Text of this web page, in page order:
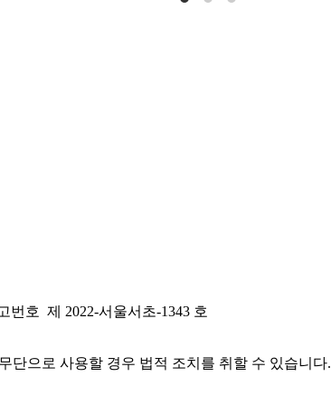
호 제 2022-서울서초-1343 호
단으로 사용할 경우 법적 조치를 취할 수 있습니다.